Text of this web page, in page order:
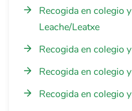
Recogida en colegio
Leache/Leatxe
Recogida en colegio
Recogida en colegio
Recogida en colegio